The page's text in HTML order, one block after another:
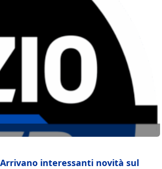
interessanti novità sul